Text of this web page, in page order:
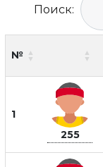
Поиск:
№
1
255